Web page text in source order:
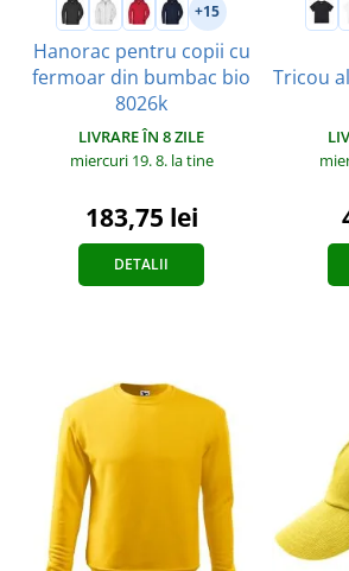
+15
Hanorac pentru copii cu
fermoar din bumbac bio
8026k
LIVRARE ÎN 8 ZILE
miercuri 19. 8. la tine
183,75 lei
DETALII
Tricou